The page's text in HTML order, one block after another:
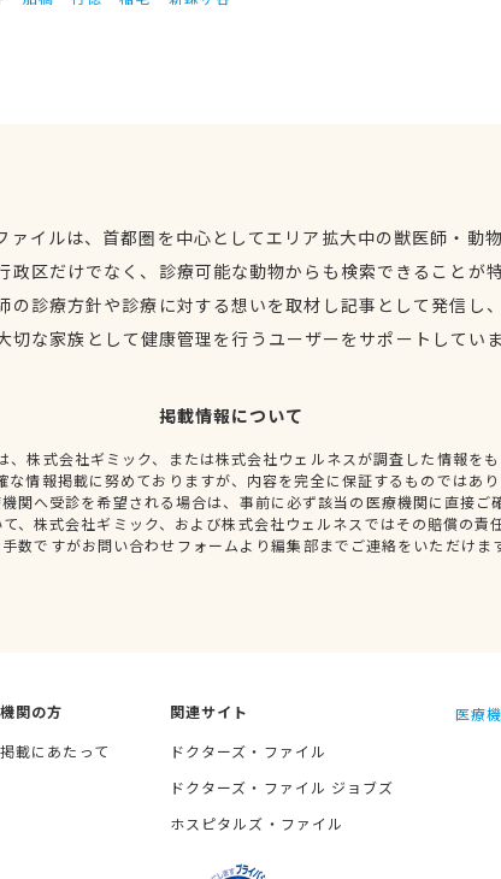
ァイルは、首都圏を中心としてエリア拡大中の獣医師・動
政区だけでなく、診療可能な動物からも検索できることが
の診療方針や診療に対する想いを取材し記事として発信し
切な家族として健康管理を行うユーザーをサポートしてい
掲載情報について
、株式会社ギミック、または株式会社ウェルネスが調査した情報を
な情報掲載に努めておりますが、内容を完全に保証するものではあ
関へ受診を希望される場合は、事前に必ず該当の医療機関に直接ご
、株式会社ギミック、および株式会社ウェルネスではその賠償の責
数ですがお問い合わせフォームより編集部までご連絡をいただけま
関の方
載にあたって
関連サイト
ドクターズ・ファイル
ドクターズ・ファイル ジョブズ
ホスピタルズ・ファイル
医療